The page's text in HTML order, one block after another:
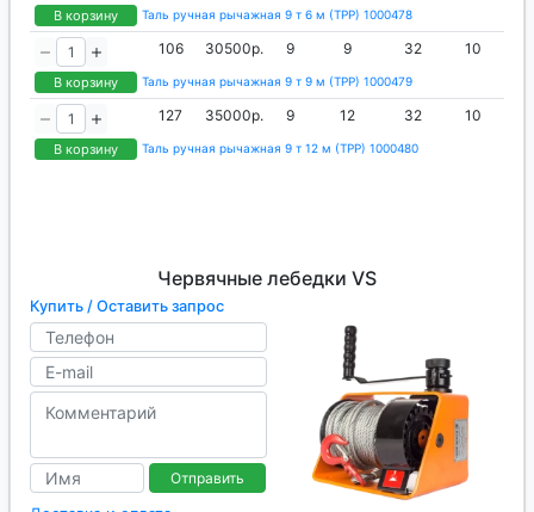
В корзину Таль ручная рычажная 9 т 6 м (ТРР) 1000478
В корзину
106 30500р. 9 9 32 10
Таль ручная рычажная 9 т 9 м (ТРР) 1000479
В корзину
127 35000р. 9 12 32 10
Таль ручная рычажная 9 т 12 м (ТРР) 1000480
Червячные лебедки VS
Купить / Оставить запрос
Отправить